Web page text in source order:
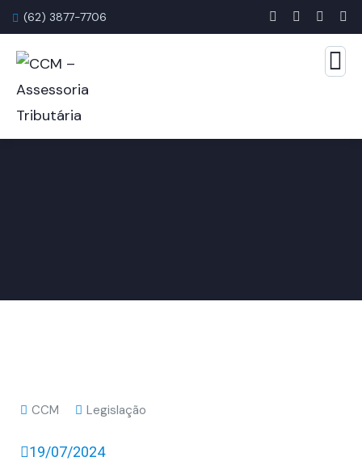
(62) 3877-7706
CCM Legislação
19/07/2024